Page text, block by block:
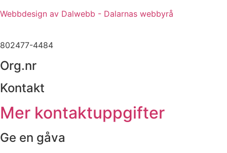
Webbdesign av Dalwebb - Dalarnas webbyrå
802477-4484
Org.nr
Kontakt
Mer kontaktuppgifter
Ge en gåva